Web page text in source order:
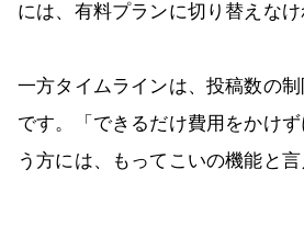
には、有料プランに切り替えなけ
一方タイムラインは、投稿数の
です。「できるだけ費用をかけ
う方には、もってこいの機能と言